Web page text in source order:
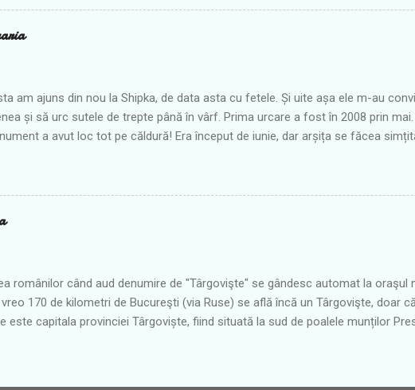
cam 30 de nunţi în fiecare an de ziua Sfântului Petru. Şi totuşi în iulie, mai
de după prăznuirea Sfântului Petru, se aud din nou tobele și se scot din
de la strămoși. Multe dintre ritualuri pe care le puteți vedea aici sunt
am ajuns din nou la Shipka, de data asta cu fetele. Și uite așa ele m-au
și să urc sutele de trepte până în vârf. Prima urcare a fost în 2008 prin
a avut loc tot pe căldură! Era început de iunie, dar arșița se făcea
ca atunci când plecase de la hotel în urmă cu vreo oră și ceva. Pe vremuri
Shipka era destul de circulat, fiind drumul de tiruri. Acum tirurile merg pe alt
închis pe timp de iarnă datorită curbelor strânse și periculoase. Dar acum
ales că de când tirurile merg pe un alt drum paralel, pe aici e o adevărată
românilor când aud denumire de "Târgovişte" se gândesc automat la oraşul
170 de kilometri de Bucureşti (via Ruse) se află încă un Târgovişte, doar
este capitala provinciei Târgoviște, fiind situată la sud de poalele munților
de peisaje ca cel de mai sus. Imediat ce am ajuns în oraş am reuşit să